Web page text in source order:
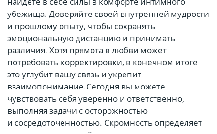
убежища. Доверяйте своей внутренней мудрости
и прошлому опыту, чтобы сохранять
эмоциональную дистанцию и принимать
различия. Хотя прямота в любви может
потребовать корректировки, в конечном итоге
это углубит вашу связь и укрепит
взаимопонимание.Сегодня вы можете
чувствовать себя уверенно и ответственно,
выполняя задачи с осторожностью
и сосредоточенностью. Скромность определяет